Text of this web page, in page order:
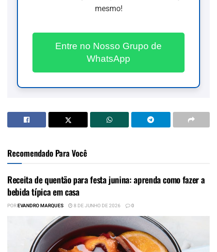
mesmo!
Entre no Nosso Grupo de
WhatsApp
Recomendado Para Você
Receita de quentão para festa junina: aprenda como fazer a
bebida típica em casa
POREVANDRO MARQUES 8 DE JUNHO DE 2026 0